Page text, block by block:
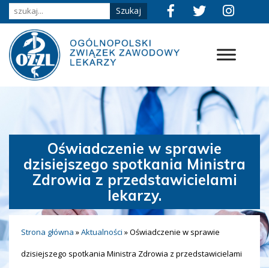
Oświadczenie w sprawie
dzisiejszego spotkania Ministra
Zdrowia z przedstawicielami
lekarzy.
Strona główna »Aktualności »Oświadczenie w sprawie
dzisiejszego spotkania Ministra Zdrowia z przedstawicielami